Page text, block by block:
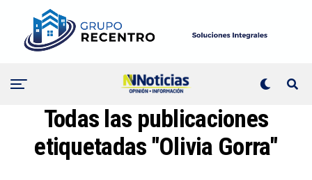
Todas las publicaciones
etiquetadas "Olivia Gorra"